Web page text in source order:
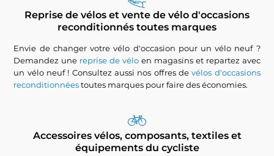
Reprise de vélos et vente de vélo d'occasions
reconditionnés toutes marques
Envie de changer votre vélo d'occasion pour un vélo neuf ?
Demandez une reprise de vélo en magasins et repartez avec
un vélo neuf ! Consultez aussi nos offres devélos d'occasions
reconditionnéestoutes marques pour faire des économies.
Accessoires vélos, composants, textiles et
équipements du cycliste